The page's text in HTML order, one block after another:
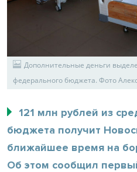
Дополнительные деньги
федерального бюджета. Фото
121 млн рублей из
бюджета получит
ближайшее время на
Об этом сообщил